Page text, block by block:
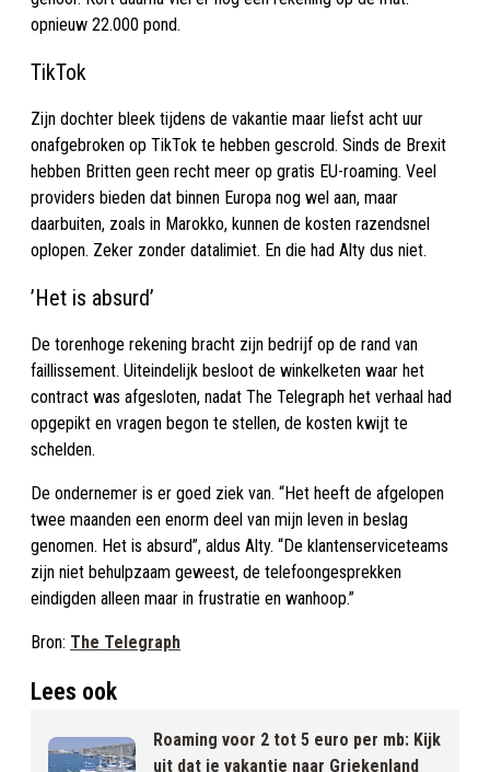
opnieuw 22.000 pond.
TikTok
Zijn dochter bleek tijdens de vakantie maar liefst acht uur
onafgebroken op TikTok te hebben gescrold. Sinds de Brexit
hebben Britten geen recht meer op gratis EU-roaming. Veel
providers bieden dat binnen Europa nog wel aan, maar
daarbuiten, zoals in Marokko, kunnen de kosten razendsnel
oplopen. Zeker zonder datalimiet. En die had Alty dus niet.
’Het is absurd’
De torenhoge rekening bracht zijn bedrijf op de rand van
faillissement. Uiteindelijk besloot de winkelketen waar het
contract was afgesloten, nadat The Telegraph het verhaal had
opgepikt en vragen begon te stellen, de kosten kwijt te
schelden.
De ondernemer is er goed ziek van. “Het heeft de afgelopen
twee maanden een enorm deel van mijn leven in beslag
genomen. Het is absurd”, aldus Alty. “De klantenserviceteams
zijn niet behulpzaam geweest, de telefoongesprekken
eindigden alleen maar in frustratie en wanhoop.”
Bron: The Telegraph
Lees ook
Roaming voor 2 tot 5 euro per mb: Kijk
uit dat je vakantie naar Griekenland